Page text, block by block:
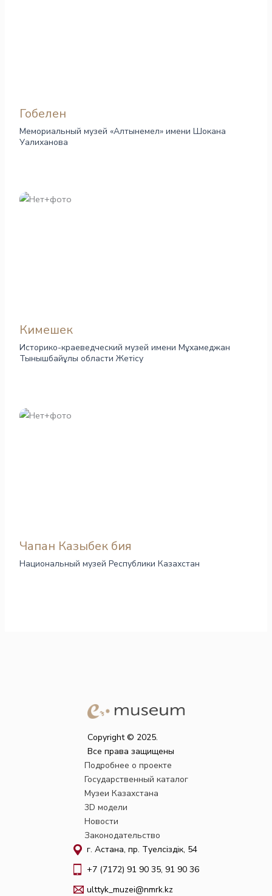
Гобелен
Мемориальный музей «Алтынемел» имени Шокана
Уалиханова
Кимешек
Историко-краеведческий музей имени Мұхамеджан
Тынышбайұлы области Жетісу
Чапан Казыбек бия
Национальный музей Республики Казахстан
Copyright © 2025.
Все права защищены
Подробнее о проекте
Государственный каталог
Музеи Казахстана
3D модели
Новости
Законодательство
г. Астана, пр. Тәуелсіздік, 54
+7 (7172) 91 90 35, 91 90 36
ulttyk_muzei@nmrk.kz